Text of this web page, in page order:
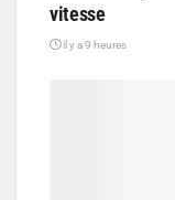
vitesse
il y a 9 heures